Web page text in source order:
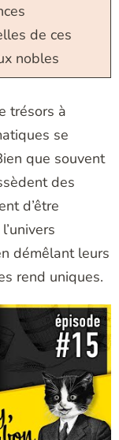
de ces
nobles
trésors à
se
que souvent
des
d’être
démêlant leurs
rend uniques.